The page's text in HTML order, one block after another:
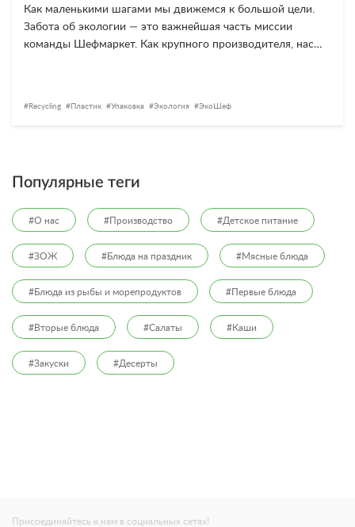
Как маленькими шагами мы движемся к большой цели.
Забота об экологии — это важнейшая часть миссии
команды Шефмаркет. Как крупного производителя, нас…
Recycling Пластик Упаковка Экология ЭкоШеф
Популярные теги
#О нас #Производство #Детское питание
#ЗОЖ #Блюда на праздник #Мясные блюда
#Блюда из рыбы и морепродуктов #Первые блюда
#Вторые блюда #Салаты #Каши
#Закуски #Десерты
Присоединяйтесь к нам в социальных сетях!